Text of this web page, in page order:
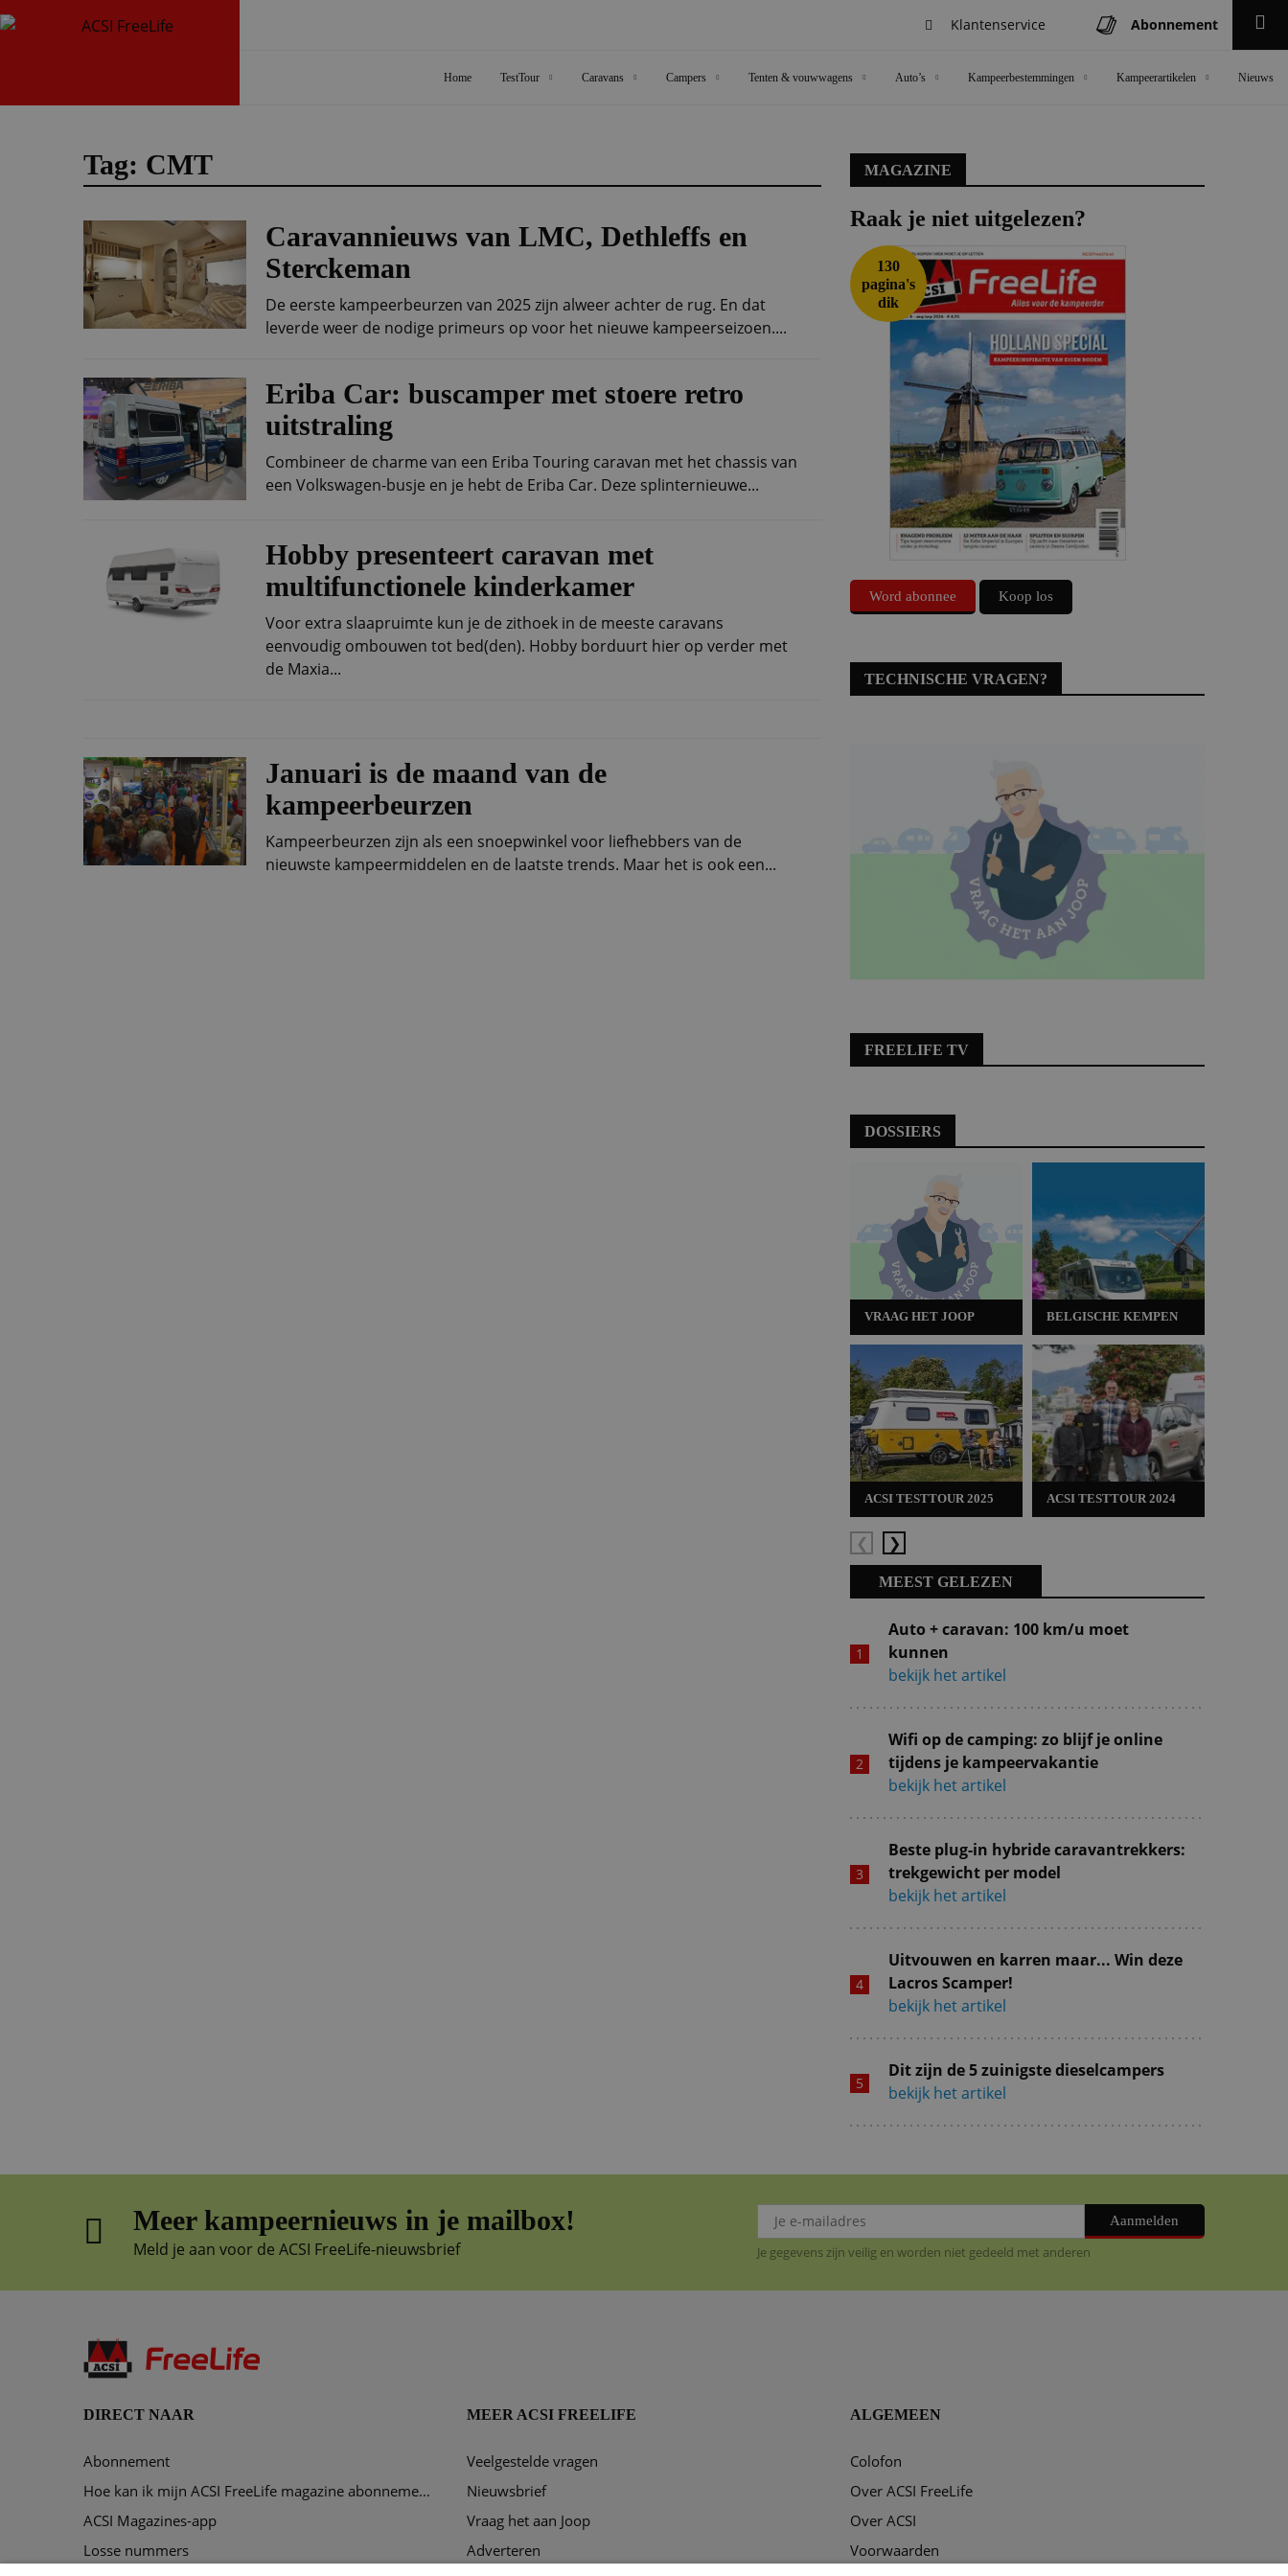
Klantenservice Abonnement
Home TestTour Caravans Campers Tenten & vouwwagens Auto’s Kampeerbestemmingen Kampeerartikelen Nieuws
Tag: CMT
Caravannieuws van LMC, Dethleffs en
Sterckeman
De eerste kampeerbeurzen van 2025 zijn alweer achter de rug. En dat
leverde weer de nodige primeurs op voor het nieuwe kampeerseizoen....
Eriba Car: buscamper met stoere retro
uitstraling
Combineer de charme van een Eriba Touring caravan met het chassis van
een Volkswagen-busje en je hebt de Eriba Car. Deze splinternieuwe...
Hobby presenteert caravan met
multifunctionele kinderkamer
Voor extra slaapruimte kun je de zithoek in de meeste caravans
eenvoudig ombouwen tot bed(den). Hobby borduurt hier op verder met
de Maxia...
Januari is de maand van de
kampeerbeurzen
Kampeerbeurzen zijn als een snoepwinkel voor liefhebbers van de
nieuwste kampeermiddelen en de laatste trends. Maar het is ook een...
MAGAZINE
Raak je niet uitgelezen?
130
pagina's
dik
Word abonnee Koop los
TECHNISCHE VRAGEN?
FREELIFE TV
DOSSIERS
VRAAG HET JOOP
ACSI TESTTOUR 2025
BELGISCHE KEMPEN
ACSI TESTTOUR 2024
VorigeVolgende
MEEST GELEZEN
Auto + caravan: 100 km/u moet
kunnen
bekijk het artikel
Wifi op de camping: zo blijf je online
tijdens je kampeervakantie
bekijk het artikel
Beste plug-in hybride caravantrekkers:
trekgewicht per model
bekijk het artikel
Uitvouwen en karren maar... Win deze
Lacros Scamper!
bekijk het artikel
Dit zijn de 5 zuinigste dieselcampers
bekijk het artikel
Meer kampeernieuws in je mailbox!
Meld je aan voor de ACSI FreeLife-nieuwsbrief
Aanmelden
Je gegevens zijn veilig en worden niet gedeeld met anderen
DIRECT NAAR
Abonnement
Hoe kan ik mijn ACSI FreeLife magazine abonnement opzeggen?
ACSI Magazines-app
Losse nummers
MEER ACSI FREELIFE
Veelgestelde vragen
Nieuwsbrief
Vraag het aan Joop
Adverteren
ALGEMEEN
Colofon
Over ACSI FreeLife
Over ACSI
Voorwaarden